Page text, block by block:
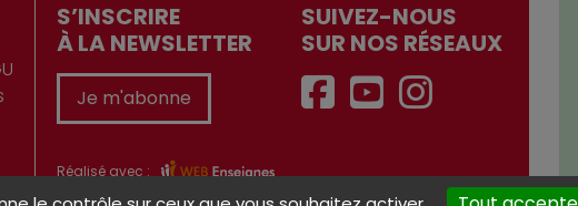
S’INSCRIRE
À LA NEWSLETTER
Je m'abonne
SUIVEZ-NOUS
SUR NOS RÉSEAUX
Réalisé avec :